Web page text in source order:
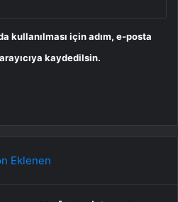
kullanılması için adım, e-posta
kaydedilsin.
Eklenen